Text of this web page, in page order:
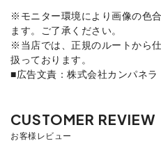
※モニター環境により画像の色
ます。ご了承ください。
※当店では、正規のルートから
扱っております。
■広告文責：株式会社カンパネラ